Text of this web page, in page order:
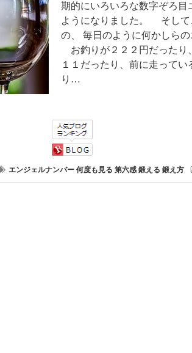
期的にいろいろな数字ぞろ目
ようになりました。 そして
の、 毎日のように何かしら
お釣りが２２２円だったり
１１だったり、前に走って
り…
エンジェルナンバー 何度も見る 第六感 鍛える 鍛え方